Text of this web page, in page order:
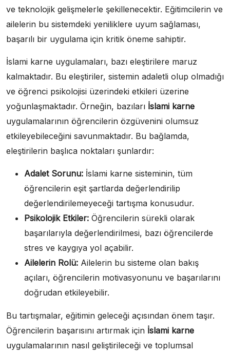
ve teknolojik gelişmelerle şekillenecektir. Eğitimcilerin ve
ailelerin bu sistemdeki yeniliklere uyum sağlaması,
başarılı bir uygulama için kritik öneme sahiptir.
İslami karne uygulamaları, bazı eleştirilere maruz
kalmaktadır. Bu eleştiriler, sistemin adaletli olup olmadığı
ve öğrenci psikolojisi üzerindeki etkileri üzerine
yoğunlaşmaktadır. Örneğin, bazıları İslami karne
uygulamalarının öğrencilerin özgüvenini olumsuz
etkileyebileceğini savunmaktadır. Bu bağlamda,
eleştirilerin başlıca noktaları şunlardır:
Adalet Sorunu: İslami karne sisteminin, tüm
öğrencilerin eşit şartlarda değerlendirilip
değerlendirilemeyeceği tartışma konusudur.
Psikolojik Etkiler: Öğrencilerin sürekli olarak
başarılarıyla değerlendirilmesi, bazı öğrencilerde
stres ve kaygıya yol açabilir.
Ailelerin Rolü: Ailelerin bu sisteme olan bakış
açıları, öğrencilerin motivasyonunu ve başarılarını
doğrudan etkileyebilir.
Bu tartışmalar, eğitimin geleceği açısından önem taşır.
Öğrencilerin başarısını artırmak için İslami karne
uygulamalarının nasıl geliştirileceği ve toplumsal